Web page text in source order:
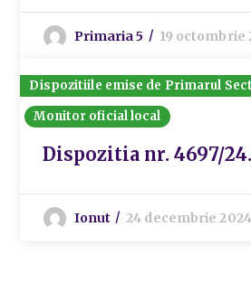
Primaria 5 19 octombrie
Dispozitiile emise de Primarul
Monitor oficial local
Dispozitia nr. 4697/
Ionut 24 decembrie 2024